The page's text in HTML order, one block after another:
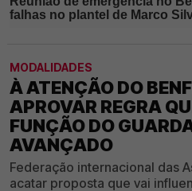
MODALIDADES
À ATENÇÃO DO
APROVAR REGRA
FUNÇÃO DO
AVANÇADO
Federação internacional das
acatar proposta que vai